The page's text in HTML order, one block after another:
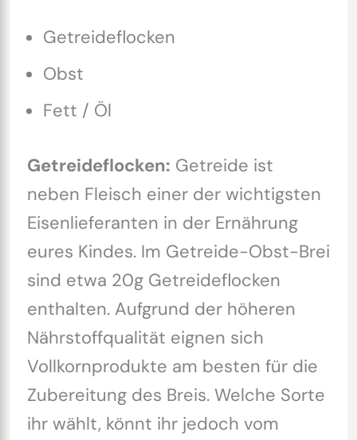
Getreideflocken
Obst
Fett / Öl
Getreideflocken: Getreide ist
neben Fleisch einer der wichtigsten
Eisenlieferanten in der Ernährung
eures Kindes. Im Getreide-Obst-Brei
sind etwa 20g Getreideflocken
enthalten. Aufgrund der höheren
Nährstoffqualität eignen sich
Vollkornprodukte am besten für die
Zubereitung des Breis. Welche Sorte
ihr wählt, könnt ihr jedoch vom